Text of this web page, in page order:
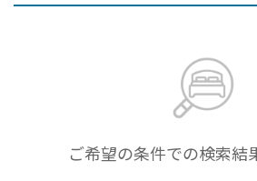
ご希望の条件での検索結